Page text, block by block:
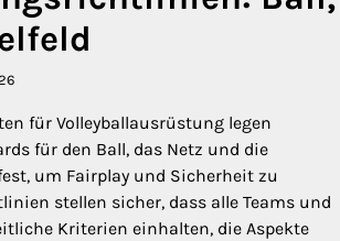
für Volleyballausrüstung legen
für den Ball, das Netz und die
um Fairplay und Sicherheit zu
stellen sicher, dass alle Teams und
Kriterien einhalten, die Aspekte